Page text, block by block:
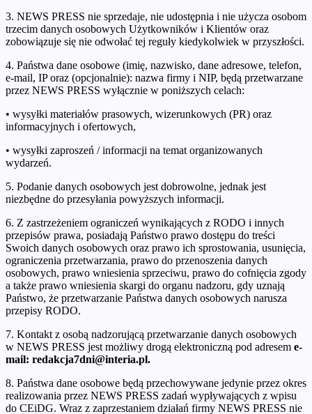
3. NEWS PRESS nie sprzedaje, nie udostępnia i nie użycza osobom
trzecim danych osobowych Użytkowników i Klientów oraz
zobowiązuje się nie odwołać tej reguły kiedykolwiek w przyszłości.
4. Państwa dane osobowe (imię, nazwisko, dane adresowe, telefon,
e-mail, IP oraz (opcjonalnie): nazwa firmy i NIP, będą przetwarzane
przez NEWS PRESS wyłącznie w poniższych celach:
• wysyłki materiałów prasowych, wizerunkowych (PR) oraz
informacyjnych i ofertowych,
• wysyłki zaproszeń / informacji na temat organizowanych
wydarzeń.
5. Podanie danych osobowych jest dobrowolne, jednak jest
niezbędne do przesyłania powyższych informacji.
6. Z zastrzeżeniem ograniczeń wynikających z RODO i innych
przepisów prawa, posiadają Państwo prawo dostępu do treści
Swoich danych osobowych oraz prawo ich sprostowania, usunięcia,
ograniczenia przetwarzania, prawo do przenoszenia danych
osobowych, prawo wniesienia sprzeciwu, prawo do cofnięcia zgody
a także prawo wniesienia skargi do organu nadzoru, gdy uznają
Państwo, że przetwarzanie Państwa danych osobowych narusza
przepisy RODO.
7. Kontakt z osobą nadzorującą przetwarzanie danych osobowych
w NEWS PRESS jest możliwy drogą elektroniczną pod adresem e-
mail: redakcja7dni@interia.pl.
8. Państwa dane osobowe będą przechowywane jedynie przez okres
realizowania przez NEWS PRESS zadań wypływających z wpisu
do CEiDG. Wraz z zaprzestaniem działań firmy NEWS PRESS nie